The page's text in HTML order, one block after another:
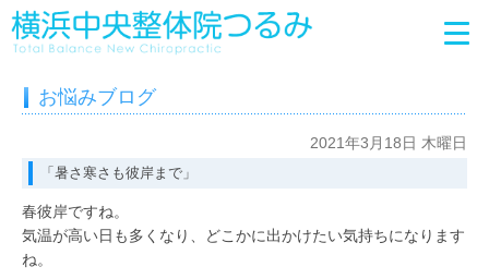
お悩みブログ
2021年3月18日 木曜日
「暑さ寒さも彼岸まで」
春彼岸ですね。
気温が高い日も多くなり、どこかに出かけたい気持ちになります
ね。